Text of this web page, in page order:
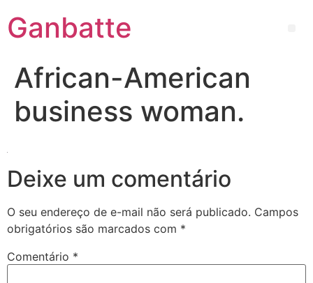
Ganbatte
African-American
business woman.
Deixe um comentário
O seu endereço de e-mail não será publicado. Campos
obrigatórios são marcados com *
Comentário *